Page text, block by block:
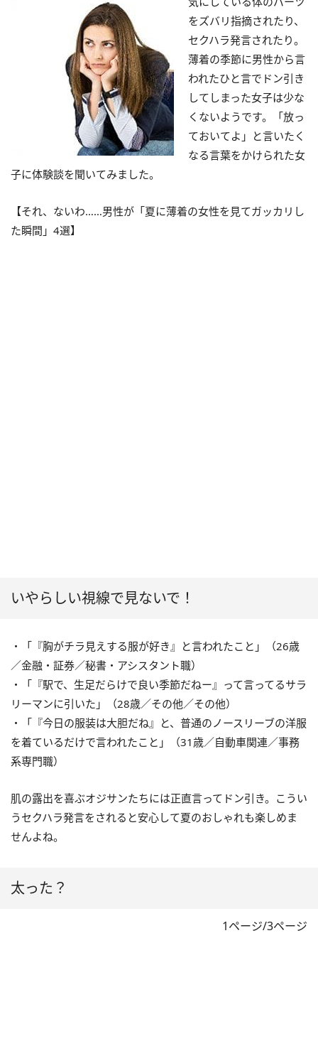
をズバリ指摘されたり、
セクハラ発言されたり。
薄着の季節に男性から言
われたひと言でドン引き
してしまった女子は少な
くないようです。「放っ
ておいてよ」と言いたく
なる言葉をかけられた女
子に体験談を聞いてみました。
【それ、ないわ……男性が「夏に薄着の女性を見てガッカリし
た瞬間」4選】
いやらしい視線で見ないで！
・「『胸がチラ見えする服が好き』と言われたこと」（26歳
／金融・証券／秘書・アシスタント職）
・「『駅で、生足だらけで良い季節だねー』って言ってるサラ
リーマンに引いた」（28歳／その他／その他）
・「『今日の服装は大胆だね』と、普通のノースリーブの洋服
を着ているだけで言われたこと」（31歳／自動車関連／事務
系専門職）
肌の露出を喜ぶオジサンたちには正直言ってドン引き。こうい
うセクハラ発言をされると安心して夏のおしゃれも楽しめま
せんよね。
太った？
1ページ/3ページ